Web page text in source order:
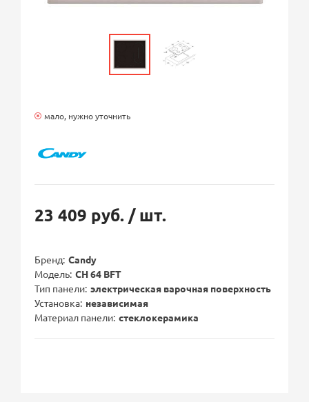
мало, нужно уточнить
23 409 руб. / шт.
Бренд Candy
Модель CH 64 BFT
Тип панели электрическая варочная поверхность
Установка независимая
Материал панели стеклокерамика